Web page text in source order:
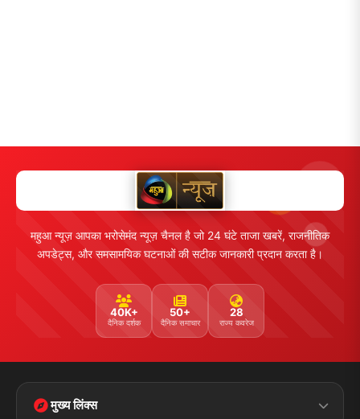
महुआ न्यूज़ आपका भरोसेमंद न्यूज़ चैनल है जो 24 घंटे ताजा खबरें, राजनीतिक
अपडेट्स, और समसामयिक घटनाओं की सटीक जानकारी प्रदान करता है।
40K+
दैनिक दर्शक
50+
दैनिक समाचार
28
राज्य कवरेज
मुख्य लिंक्स